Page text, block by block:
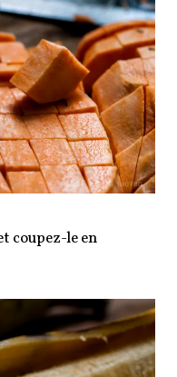
coupez-le en